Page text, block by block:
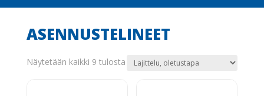
ASENNUSTELINEET
Näytetään kaikki 9 tulosta